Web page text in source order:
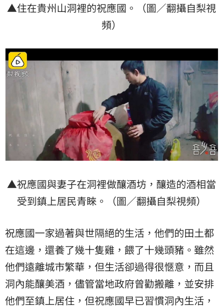
▲住在貴州山洞裡的祝應國。（圖／翻攝自梨視
頻）
▲祝應國與妻子在洞裡做釀酒坊，釀造的酒相當
受到鎮上居民青睞。（圖／翻攝自梨視頻）
祝應國一家過著與世隔絕的生活，他們的田土都
在這邊，還養了幾十隻雞，餵了十幾頭豬。雖然
他們遠離城市繁華，但生活卻過得很愜意，而且
洞內能釀美酒，儘管當地政府曾勸搬離，並安排
他們至鎮上居住，但祝應國早已習慣洞內生活，